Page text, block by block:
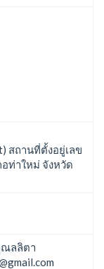
สถานที่ตั้งอยู่เลข
ท่าใหม่ จังหวัด
ณลลิตา